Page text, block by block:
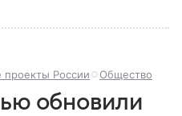
России Общество
обновили